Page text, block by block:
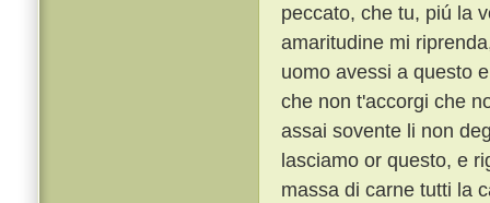
peccato, che tu, piú la
amaritudine mi
uomo avessi a questo
che non t'accorgi che
assai sovente li non
lasciamo or questo, e
massa di carne tutti la